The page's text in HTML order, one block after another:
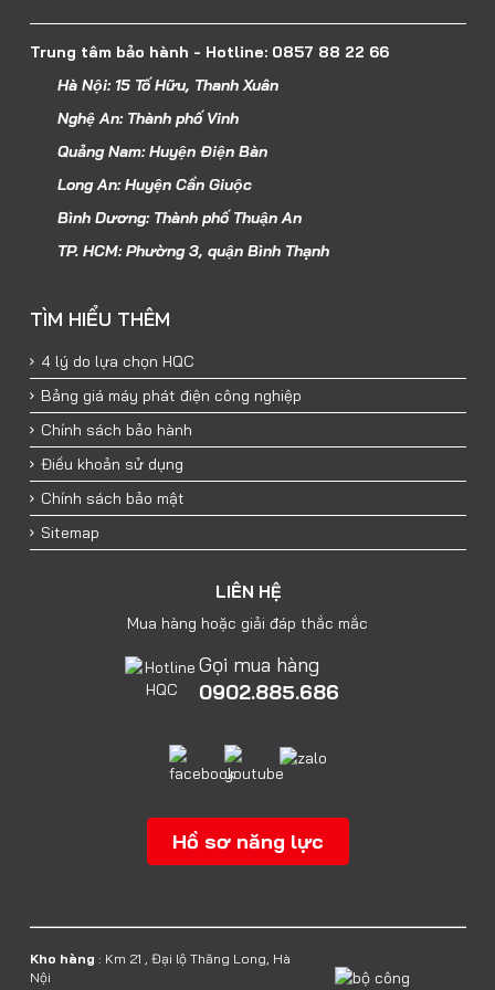
Trung tâm bảo hành - Hotline: 0857 88 22 66
Hà Nội: 15 Tố Hữu, Thanh Xuân
Nghệ An: Thành phố Vinh
Quảng Nam: Huyện Điện Bàn
Long An: Huyện Cần Giuộc
Bình Dương: Thành phố Thuận An
TP. HCM: Phường 3, quận Bình Thạnh
TÌM HIỂU THÊM
4 lý do lựa chọn HQC
Bảng giá máy phát điện công nghiệp
Chính sách bảo hành
Điều khoản sử dụng
Chính sách bảo mật
Sitemap
LIÊN HỆ
Mua hàng hoặc giải đáp thắc mắc
Gọi mua hàng
0902.885.686
Hồ sơ năng lực
Kho hàng : Km 21 , Đại lộ Thăng Long, Hà
Nội